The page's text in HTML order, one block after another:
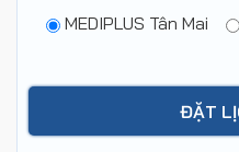
MEDIPLUS Tân Mai